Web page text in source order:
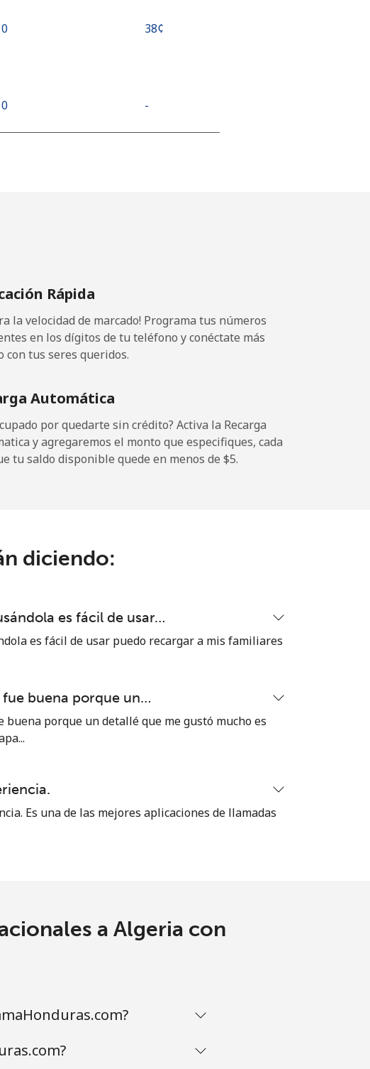
⁦38¢⁩
-
-
-
⁦11¢⁩
⁦14¢⁩
Rápida
la velocidad de marcado! Programa tus números
en los dígitos de tu teléfono y conéctate más
con tus seres queridos.
Automática
por quedarte sin crédito? Activa la Recarga
y agregaremos el monto que especifiques, cada
tu saldo disponible quede en menos de ⁦$5⁩.
diciendo:
es fácil de usar…
es fácil de usar puedo recargar a mis familiares
buena porque un…
buena porque un detallé que me gustó mucho es
Es una de las mejores aplicaciones de llamadas
a Algeria con